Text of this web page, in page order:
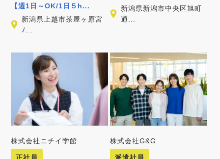
【週1日～OK/1日５h...
新潟県上越市茶屋ヶ原宮
ﾉ...
新潟県新潟市中央区旭町
通...
株式会社ニチイ学館
正社員
株式会社G&G
派遣社員